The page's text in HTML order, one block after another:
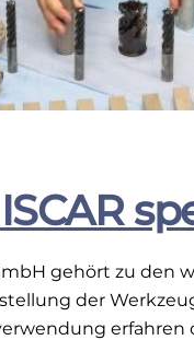
gehört zu
der